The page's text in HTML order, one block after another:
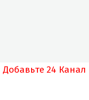
Добавьте 24 Канал